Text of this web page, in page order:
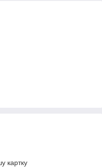
картку